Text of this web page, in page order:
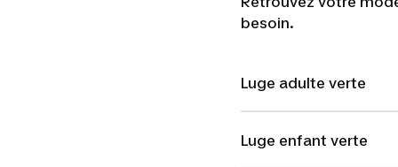
besoin.
Luge adulte verte
Luge enfant verte